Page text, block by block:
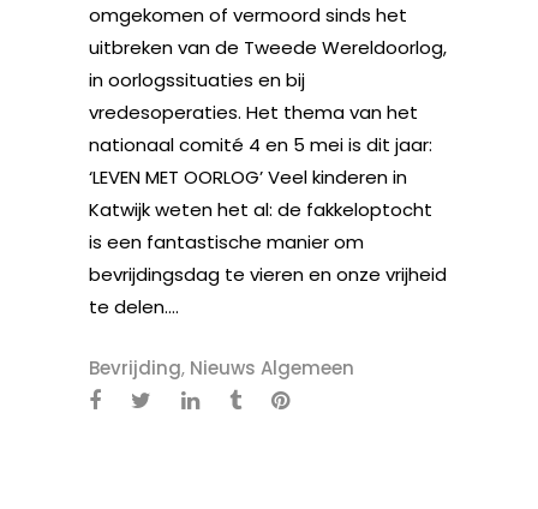
omgekomen of vermoord sinds het
uitbreken van de Tweede Wereldoorlog,
in oorlogssituaties en bij
vredesoperaties. Het thema van het
nationaal comité 4 en 5 mei is dit jaar:
‘LEVEN MET OORLOG’ Veel kinderen in
Katwijk weten het al: de fakkeloptocht
is een fantastische manier om
bevrijdingsdag te vieren en onze vrijheid
te delen....
Bevrijding, Nieuws Algemeen